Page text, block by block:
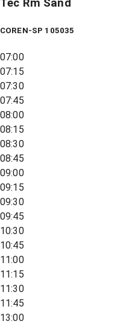
Tec Rm Sand
COREN-SP 105035
07:00
07:15
07:30
07:45
08:00
08:15
08:30
08:45
09:00
09:15
09:30
09:45
10:30
10:45
11:00
11:15
11:30
11:45
13:00